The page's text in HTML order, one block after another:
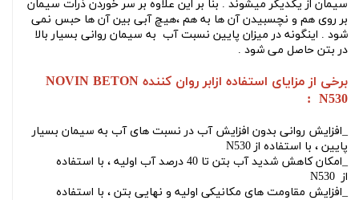
سیمان از یکدیگر میشوند . بنا بر این علاوه بر سر خوردن ذرات سیمان
بر روی هم و نچسبیدن آن ها به هم ،هیچ آبی بین آن ها حبس نمی
شود . اینگونه در میزان پایین نسبت آب به سیمان روانی بسیار بالا
در بتن حاصل می شود .
برخی از مزایای استفاده از
ابر روان کننده NOVIN BETON
N530
:
_افزایش روانی بدون افزایش آب در نسبت های آب به سیمان بسیار
پایین ، با استفاده از
_امکان کاهش شدید آب بتن تا 40 درصد آب اولیه ، با استفاده
از
_افزایش مقاومت های مکانیکی اولیه و نهایی بتن ، با استفاده